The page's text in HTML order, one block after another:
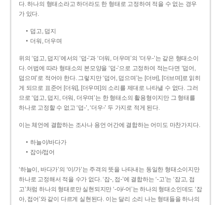
다. 하나의 형태소라고 하더라도 한 형태로 고정하여 적을 수 없는 경우
가 있다.
덥고, 덥지
더워, 더우며
위의 ‘덥고, 덥지’에서의 ‘덥-­’과 ‘더워, 더우며’의 ‘더우-­’는 같은 형태소이
다. 어법에 따라 형태소의 본모양을 ‘덥-­’으로 고정하여 적는다면 ‘덥어,
덥으며’로 적어야 한다. 그렇지만 ‘덥어, 덥으며’는 [더버], [더브며]로 읽히
게 되므로 표준어 [더워], [더우며]의 소리를 제대로 나타낼 수 없다. 그러
므로 ‘덥고, 덥지, 더워, 더우며’는 한 형태소의 활용형이지만 그 형태를
하나로 고정할 수 없고 ‘덥-’, ‘더우-’ 두 가지로 적게 된다.
이는 체언에 결합하는 조사나 용언 어간에 결합하는 어미도 마찬가지다.
하늘이/바다가
잡아/접어
‘하늘이, 바다가’의 ‘이/가’는 주격의 뜻을 나타내는 동일한 형태소이지만
하나로 고정해서 적을 수가 없다. ‘잡-, 접-’에 결합하는 ‘-고’는 ‘잡고, 접
고’처럼 하나의 형태로만 실현되지만 ‘-아/-어’는 하나의 형태소인데도 ‘잡
아, 접어’와 같이 다르게 실현된다. 이는 달리 소리 나는 형태들을 하나의